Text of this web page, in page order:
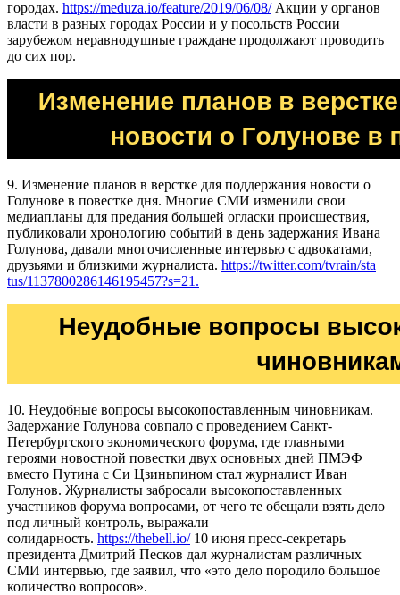
городах. https://meduza.io/feature/2019/06/08/Акции у органов
власти в разных городах России и у посольств России
зарубежом неравнодушные граждане продолжают проводить
до сих пор.
9. Изменение планов в верстке для поддержания новости о
Голунове в повестке дня. Многие СМИ изменили свои
медиапланы для предания большей огласки происшествия,
публиковали хронологию событий в день задержания Ивана
Голунова, давали многочисленные интервью с адвокатами,
друзьями и близкими журналиста. https://twitter.com/tvrain/sta
tus/1137800286146195457?s=21.
10. Неудобные вопросы высокопоставленным чиновникам.
Задержание Голунова совпало с проведением Санкт-
Петербургского экономического форума, где главными
героями новостной повестки двух основных дней ПМЭФ
вместо Путина с Си Цзиньпином стал журналист Иван
Голунов. Журналисты забросали высокопоставленных
участников форума вопросами, от чего те обещали взять дело
под личный контроль, выражали
солидарность. https://thebell.io/10 июня пресс-секретарь
президента Дмитрий Песков дал журналистам различных
СМИ интервью, где заявил, что «это дело породило большое
количество вопросов».